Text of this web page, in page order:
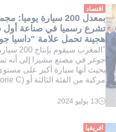
دقيقة.
اقتصاد
بمعدل 200 سيارة
تشرع رسميا في صناعة أول
هجينة تحمل علامة "داسيا
"المغرب
جوغر في مصنع مشيرا إلى أنه
بحيث أنها سيارة أكبر على
مركبة من الفئة الثالثة أو (Catégorie C)،
وقت
دقيقة.
13 يوليو 2024
افريقيا